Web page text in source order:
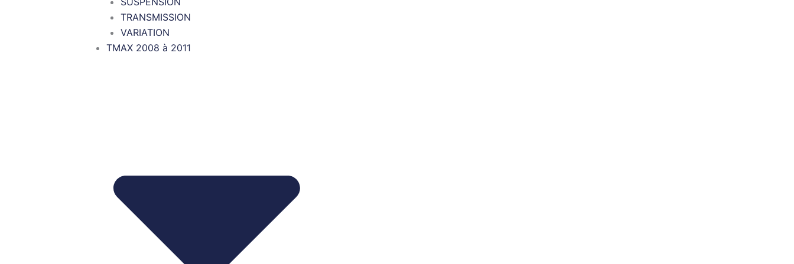
TRANSMISSION
VARIATION
TMAX 2008 à 2011